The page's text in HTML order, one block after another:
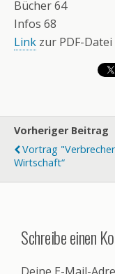
Bücher 64
Infos 68
Link zur PDF-Datei
Vorheriger Beitrag
Vortrag
Wirtschaft“
Schreibe einen